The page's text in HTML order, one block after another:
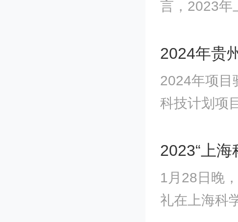
工，注重
革委加强
监测和评
言，2023年
2024年贵
2024年项目
科技计划项
2023“上
1月28日晚
礼在上海科